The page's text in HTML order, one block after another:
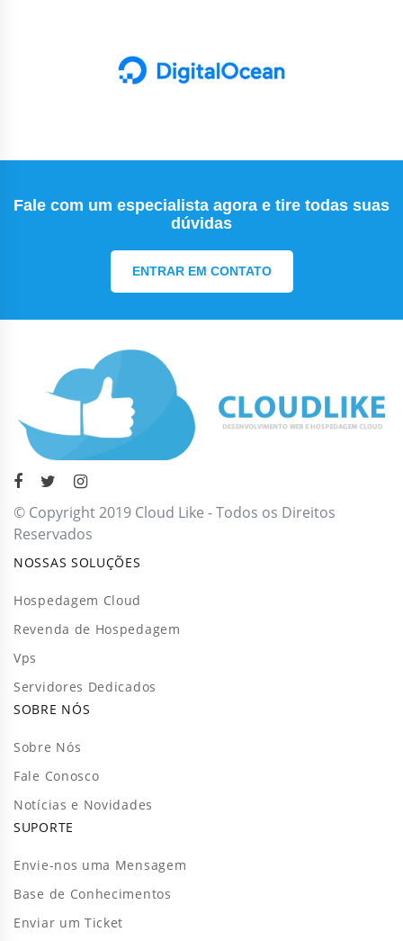
Fale com um especialista agora e tire todas suas
dúvidas
ENTRAR EM CONTATO
© Copyright 2019 Cloud Like - Todos os Direitos
Reservados
NOSSAS SOLUÇÕES
Hospedagem Cloud
Revenda de Hospedagem
Vps
Servidores Dedicados
SOBRE NÓS
Sobre Nós
Fale Conosco
Notícias e Novidades
SUPORTE
Envie-nos uma Mensagem
Base de Conhecimentos
Enviar um Ticket